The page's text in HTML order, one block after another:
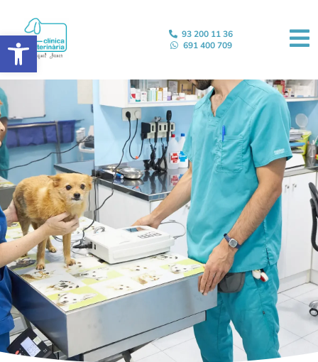
93 200 11 36
691 400 709
Abrir barra de herramientas